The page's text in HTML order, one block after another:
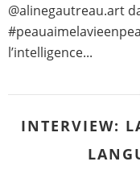
@alinegautreau.art
l’intelligence...
INTERVIEW: